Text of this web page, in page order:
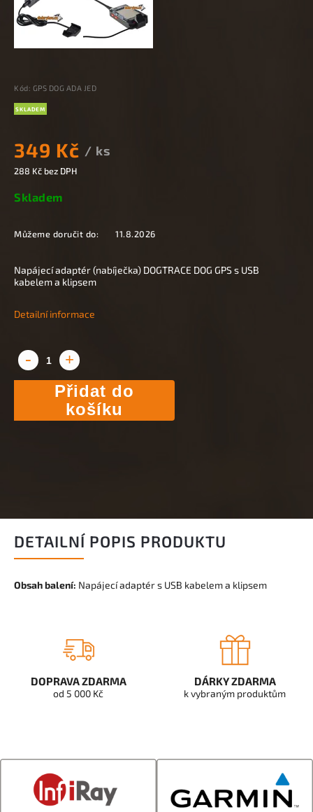
Kód: GPS DOG ADA JED
SKLADEM
349 Kč / ks
288 Kč bez DPH
Skladem
Můžeme doručit do: 11.8.2026
Přidat do
košíku
Napájecí adaptér (nabíječka) DOGTRACE DOG GPS s USB
kabelem a klipsem
Detailní informace
DETAILNÍ POPIS PRODUKTU
Obsah balení: Napájecí adaptér s USB kabelem a klipsem
DOPRAVA ZDARMA
od 5 000 Kč
DÁRKY ZDARMA
k vybraným produktům